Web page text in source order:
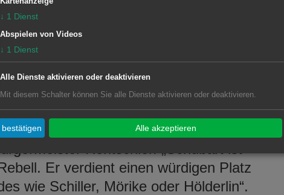
werden. Außerdem sollen
den Mitgliedsstädten stattfinden. Das
wird durch Lesungen, Konzerte
und Veranstaltungen an
und sichtbarer zu machen, das hat
die Fahnen geschrieben. „Eine
Rentschler. „Schubart ist
Er verdient einen würdigen Platz
wie Schiller, Mörike oder Hölderlin“.
↓ 1 Dienst
Abspielen von Videos
↓ 1 Dienst
Alle Dienste aktivieren oder deaktivieren
Mit diesem Schalter können Sie alle Dienste aktivieren oder deaktivieren.
Alle akzeptieren